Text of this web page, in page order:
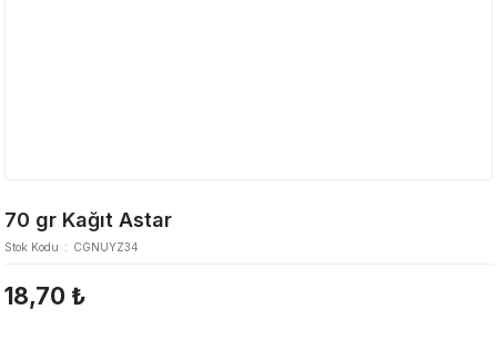
70 gr Kağıt Astar
Stok Kodu CGNUYZ34
18,70 ₺